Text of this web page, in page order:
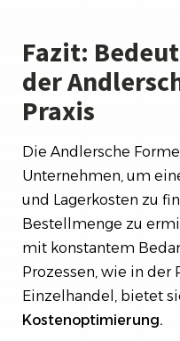
Fazit:
der
Praxis
Die Andlersche
Unternehmen, um
und Lagerkosten zu
Bestellmenge zu
mit konstantem
Prozessen, wie in
Einzelhandel, bietet
Kostenoptimierung.